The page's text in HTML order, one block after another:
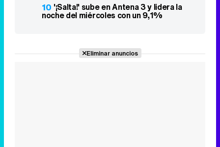
10 '¡Salta!' sube en Antena 3 y lidera la
noche del miércoles con un 9,1%
Eliminar anuncios